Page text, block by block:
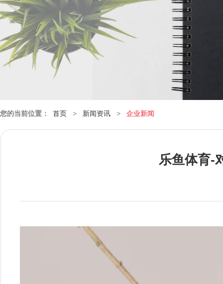
您的当前位置： 首页 > 新闻资讯 > 企业新闻
乐鱼体育-